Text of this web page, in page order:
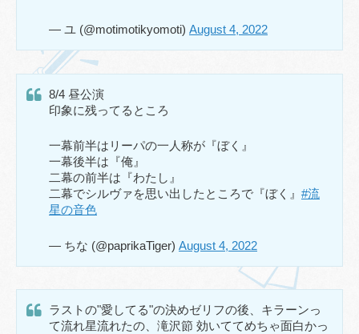
— ユ (@motimotikyomoti) August 4, 2022
8/4 昼公演
印象に残ってるところ
一幕前半はリーパの一人称が『ぼく』
一幕後半は『俺』
二幕の前半は『わたし』
二幕でシルヴァを思い出したところで『ぼく』 #流
星の音色
— ちな (@paprikaTiger) August 4, 2022
ラストの"愛してる"の決めゼリフの後、キラーンっ
て流れ星流れたの、滝沢節 効いててめちゃ面白かっ